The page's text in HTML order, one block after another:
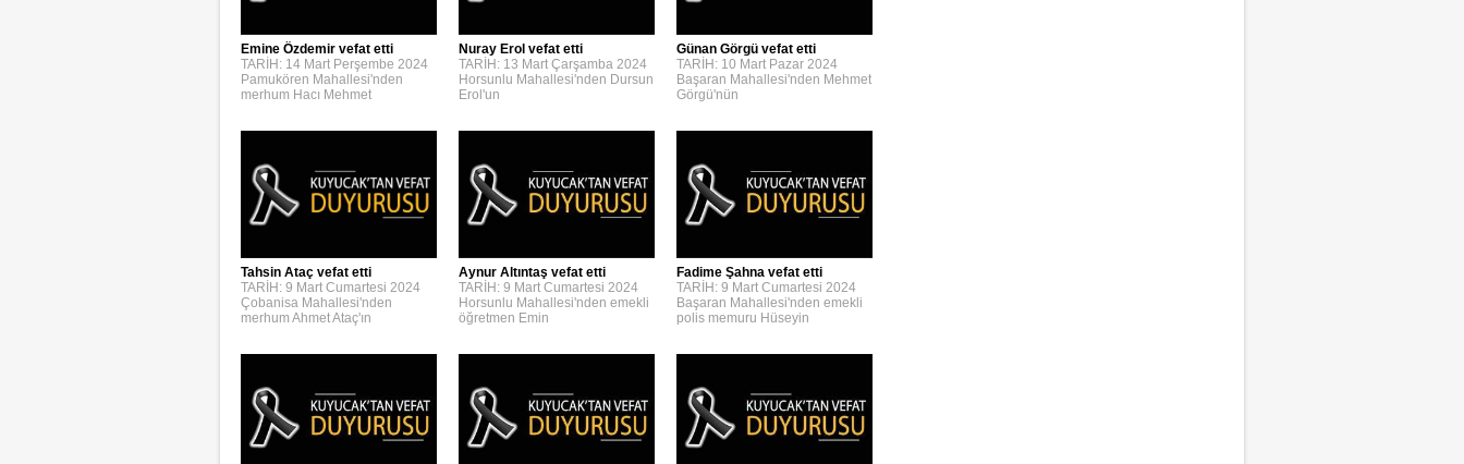
Emine Özdemir vefat etti
TARİH: 14 Mart Perşembe 2024
Pamukören Mahallesi'nden
merhum Hacı Mehmet
Nuray Erol vefat etti
TARİH: 13 Mart Çarşamba 2024
Horsunlu Mahallesi'nden Dursun
Erol'un
Günan Görgü vefat etti
TARİH: 10 Mart Pazar 2024
Başaran Mahallesi'nden Mehmet
Görgü'nün
Tahsin Ataç vefat etti
TARİH: 9 Mart Cumartesi 2024
Çobanisa Mahallesi'nden
merhum Ahmet Ataç'ın
Aynur Altıntaş vefat etti
TARİH: 9 Mart Cumartesi 2024
Horsunlu Mahallesi'nden emekli
öğretmen Emin
Fadime Şahna vefat etti
TARİH: 9 Mart Cumartesi 2024
Başaran Mahallesi'nden emekli
polis memuru Hüseyin